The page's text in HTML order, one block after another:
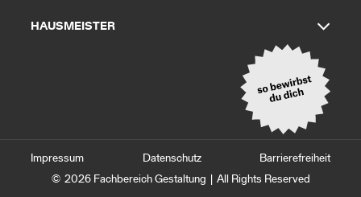
HAUSMEISTER
Impressum Datenschutz
Barrierefreiheit
© 2026 Fachbereich Gestaltung | All Rights Reserved